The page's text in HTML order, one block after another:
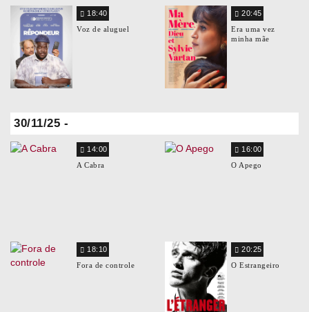
18:40
Voz de aluguel
20:45
Era uma vez
minha mãe
30/11/25 -
14:00
A Cabra
16:00
O Apego
18:10
Fora de controle
20:25
O Estrangeiro